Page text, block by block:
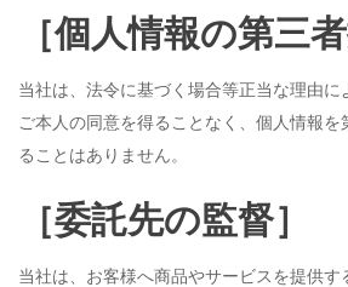
［個人情報の第三者
当社は、法令に基づく場合等正当な理由に
ご本人の同意を得ることなく、個人情報を
ることはありません。
［委託先の監督］
当社は、お客様へ商品やサービスを提供す